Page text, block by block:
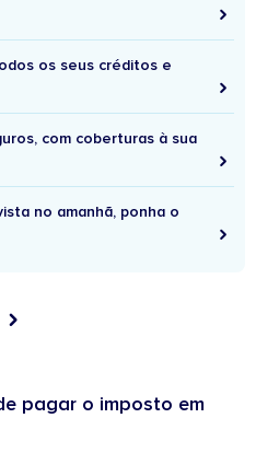
os seus créditos e
com coberturas à sua
no amanhã, ponha o
pagar o imposto em